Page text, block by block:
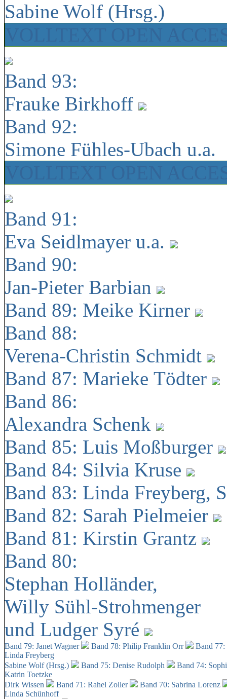
Sabine Wolf (Hrsg.)
Band 93:
Frauke Birkhoff
Band 92:
Simone Fühles-Ubach u.a.
Band 91:
Eva Seidlmayer u.a.
Band 90:
Jan-Pieter Barbian
Band 89: Meike Kirner
Band 88:
Verena-Christin Schmidt
Band 87: Marieke Tödter
Band 86:
Alexandra Schenk
Band 85: Luis Moßburger
Band 84: Silvia Kruse
Band 83: Linda Freyberg,
Band 82: Sarah Pielmeier
Band 81: Kirstin Grantz
Band 80:
Stephan Holländer,
Willy Sühl-Strohmenger
und Ludger Syré
Band 79: Janet Wagner Band 78: Philip Franklin Orr
Band
Linda Freyberg
Sabine Wolf (Hrsg.)
Band 75: Denise Rudolph
Band 74:
Katrin Toetzke
Dirk Wissen
Band 71: Rahel Zoller
Band 70: Sabrina Lorenz
Linda Schünhoff